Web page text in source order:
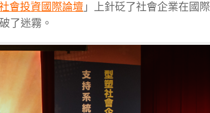
會投資國際論壇 」上針砭了社會企業在國際
了迷霧。